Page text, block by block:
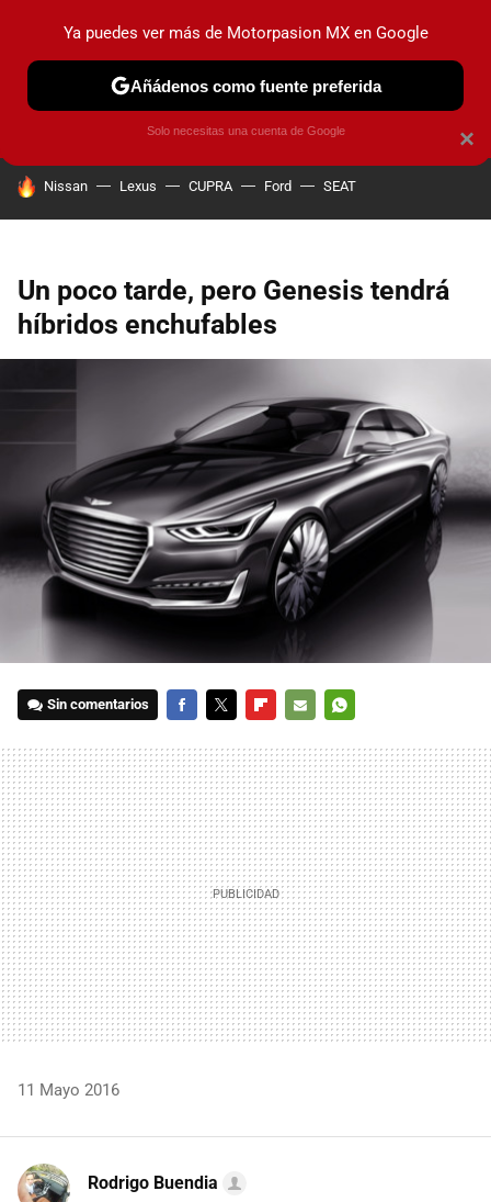
PRUEBAS INDUSTRIA HOY NO CIRCULA
HOY SE HABLA DE
Nissan Lexus CUPRA Ford SEAT
Un poco tarde, pero Genesis tendrá
híbridos enchufables
Sin comentarios
MAIL
11 Mayo 2016
Rodrigo Buendia
×
Ya puedes ver más de Motorpasion MX en Google
Añádenos como fuente preferida
Solo necesitas una cuenta de Google